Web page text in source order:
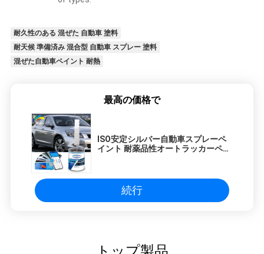
耐久性のある 混ぜた 自動車 塗料
耐天候 準備済み 混合型 自動車 スプレー 塗料
混ぜた自動車ペイント 耐熱
最高の価格で
ISO安定シルバー自動車スプレーペ
イント 耐薬品性オートラッカーペイ
続行